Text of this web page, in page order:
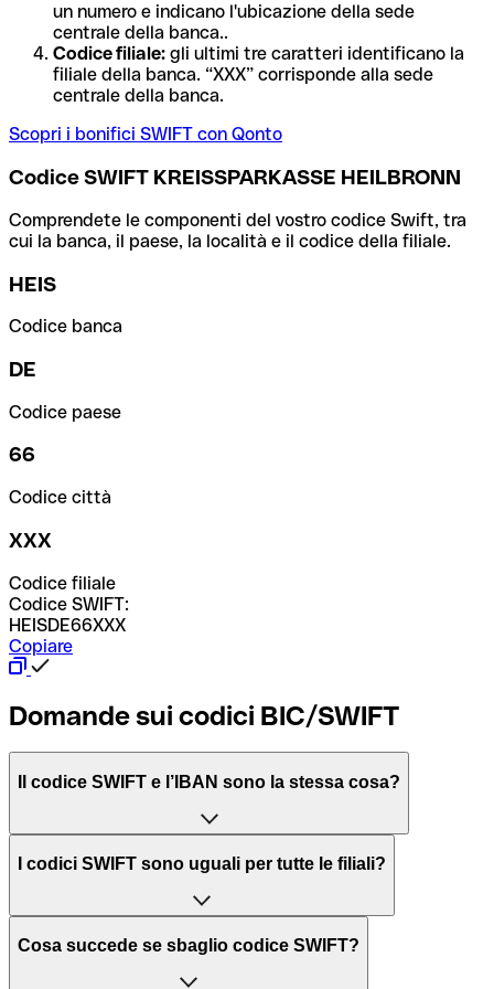
un numero e indicano l'ubicazione della sede
centrale della banca..
Codice filiale: gli ultimi tre caratteri identificano la
filiale della banca. “XXX” corrisponde alla sede
centrale della banca.
Scopri i bonifici SWIFT con Qonto
Codice SWIFT KREISSPARKASSE HEILBRONN
Comprendete le componenti del vostro codice Swift, tra
cui la banca, il paese, la località e il codice della filiale.
HEIS
Codice banca
DE
Codice paese
66
Codice città
XXX
Codice filiale
Codice SWIFT:
HEISDE66XXX
Copiare
Domande sui codici BIC/SWIFT
Il codice SWIFT e l’IBAN sono la stessa cosa?
L'acronimo SWIFT sta per “Society for Worldwide
per l’elaborazione dei pagamenti tra diversi Paesi.
Il BIC, invece, sta per “Bank Identifier Code” ed è una
I codici SWIFT sono uguali per tutte le filiali?
Dipende dalle banche. In alcuni casi le banche utilizzano
Cosa succede se sbaglio codice SWIFT?